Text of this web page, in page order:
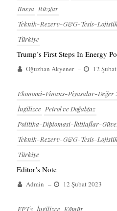
Rusya Rüzgar
Teknik-Rezerv-G&G-Tesis-
Türkiye
Trump’s First Steps In Energy
Oğuzhan Akyener – 12
Ekonomi-Finans-Piyasalar-
İngilizce Petrol ve Doğalgaz
Politika-Diplomasi-İhtilaflar-
Teknik-Rezerv-G&G-Tesis-
Türkiye
Editor’s Note
Admin – 12 Şubat 2023
EPT3 İngilizce Kömür